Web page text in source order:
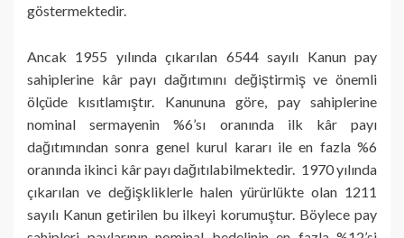
göstermektedir.
Ancak 1955 yılında çıkarılan 6544 sayılı Kanun pay
sahiplerine kâr payı dağıtımını değiştirmiş ve önemli
ölçüde kısıtlamıştır. Kanununa göre, pay sahiplerine
nominal sermayenin %6’sı oranında ilk kâr payı
dağıtımından sonra genel kurul kararı ile en fazla %6
oranında ikinci kâr payı dağıtılabilmektedir. 1970 yılında
çıkarılan ve değişkliklerle halen yürürlükte olan 1211
sayılı Kanun getirilen bu ilkeyi korumuştur. Böylece pay